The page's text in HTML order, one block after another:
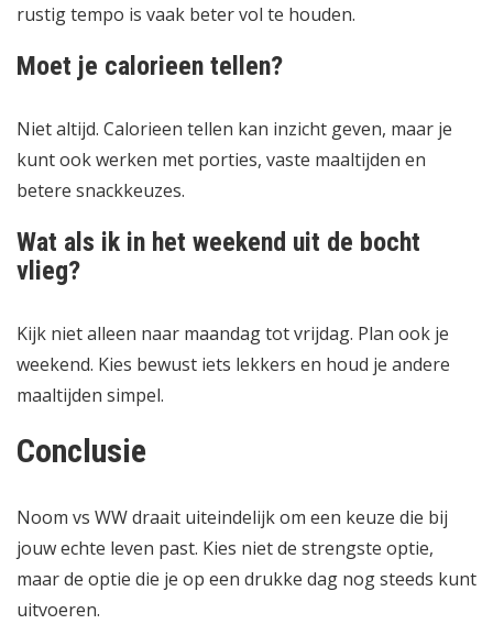
rustig tempo is vaak beter vol te houden.
Moet je calorieen tellen?
Niet altijd. Calorieen tellen kan inzicht geven, maar je
kunt ook werken met porties, vaste maaltijden en
betere snackkeuzes.
Wat als ik in het weekend uit de bocht
vlieg?
Kijk niet alleen naar maandag tot vrijdag. Plan ook je
weekend. Kies bewust iets lekkers en houd je andere
maaltijden simpel.
Conclusie
Noom vs WW draait uiteindelijk om een keuze die bij
jouw echte leven past. Kies niet de strengste optie,
maar de optie die je op een drukke dag nog steeds kunt
uitvoeren.